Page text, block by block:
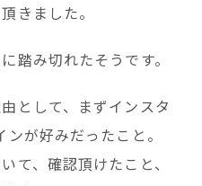
きました。
踏み切れたそうです。
として、まずインスタ
が好みだったこと。
て、確認頂けたこと、